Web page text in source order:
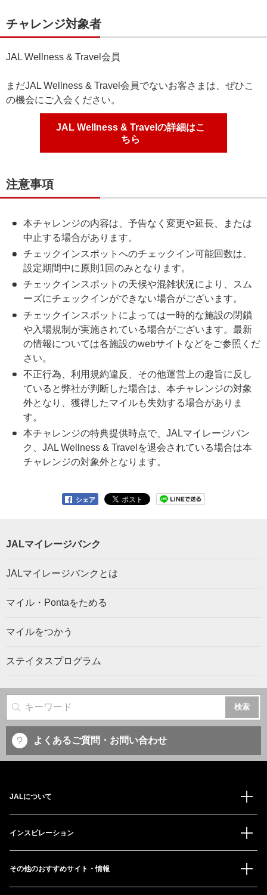
チャレンジ対象者
JAL Wellness & Travel会員
まだJAL Wellness & Travel会員でないお客さまは、ぜひこ
の機会にご入会ください。
JAL Wellness & Travelの詳細はこ
ちら
注意事項
本チャレンジの内容は、予告なく変更や延長、または
中止する場合があります。
チェックインスポットへのチェックイン可能回数は、
設定期間中に原則1回のみとなります。
チェックインスポットの天候や混雑状況により、スム
ーズにチェックインができない場合がございます。
チェックインスポットによっては一時的な施設の閉鎖
や入場規制が実施されている場合がございます。最新
の情報については各施設のwebサイトなどをご参照くだ
さい。
不正行為、利用規約違反、その他運営上の趣旨に反し
ていると弊社が判断した場合は、本チャレンジの対象
外となり、獲得したマイルも失効する場合がありま
す。
本チャレンジの特典提供時点で、JALマイレージバン
ク、JAL Wellness & Travelを退会されている場合は本
チャレンジの対象外となります。
シェア
JALマイレージバンク
JALマイレージバンクとは
マイル・Pontaをためる
マイルをつかう
ステイタスプログラム
サイト内検索
よくあるご質問・お問い合わせ
JALについて
インスピレーション
その他のおすすめサイト・情報